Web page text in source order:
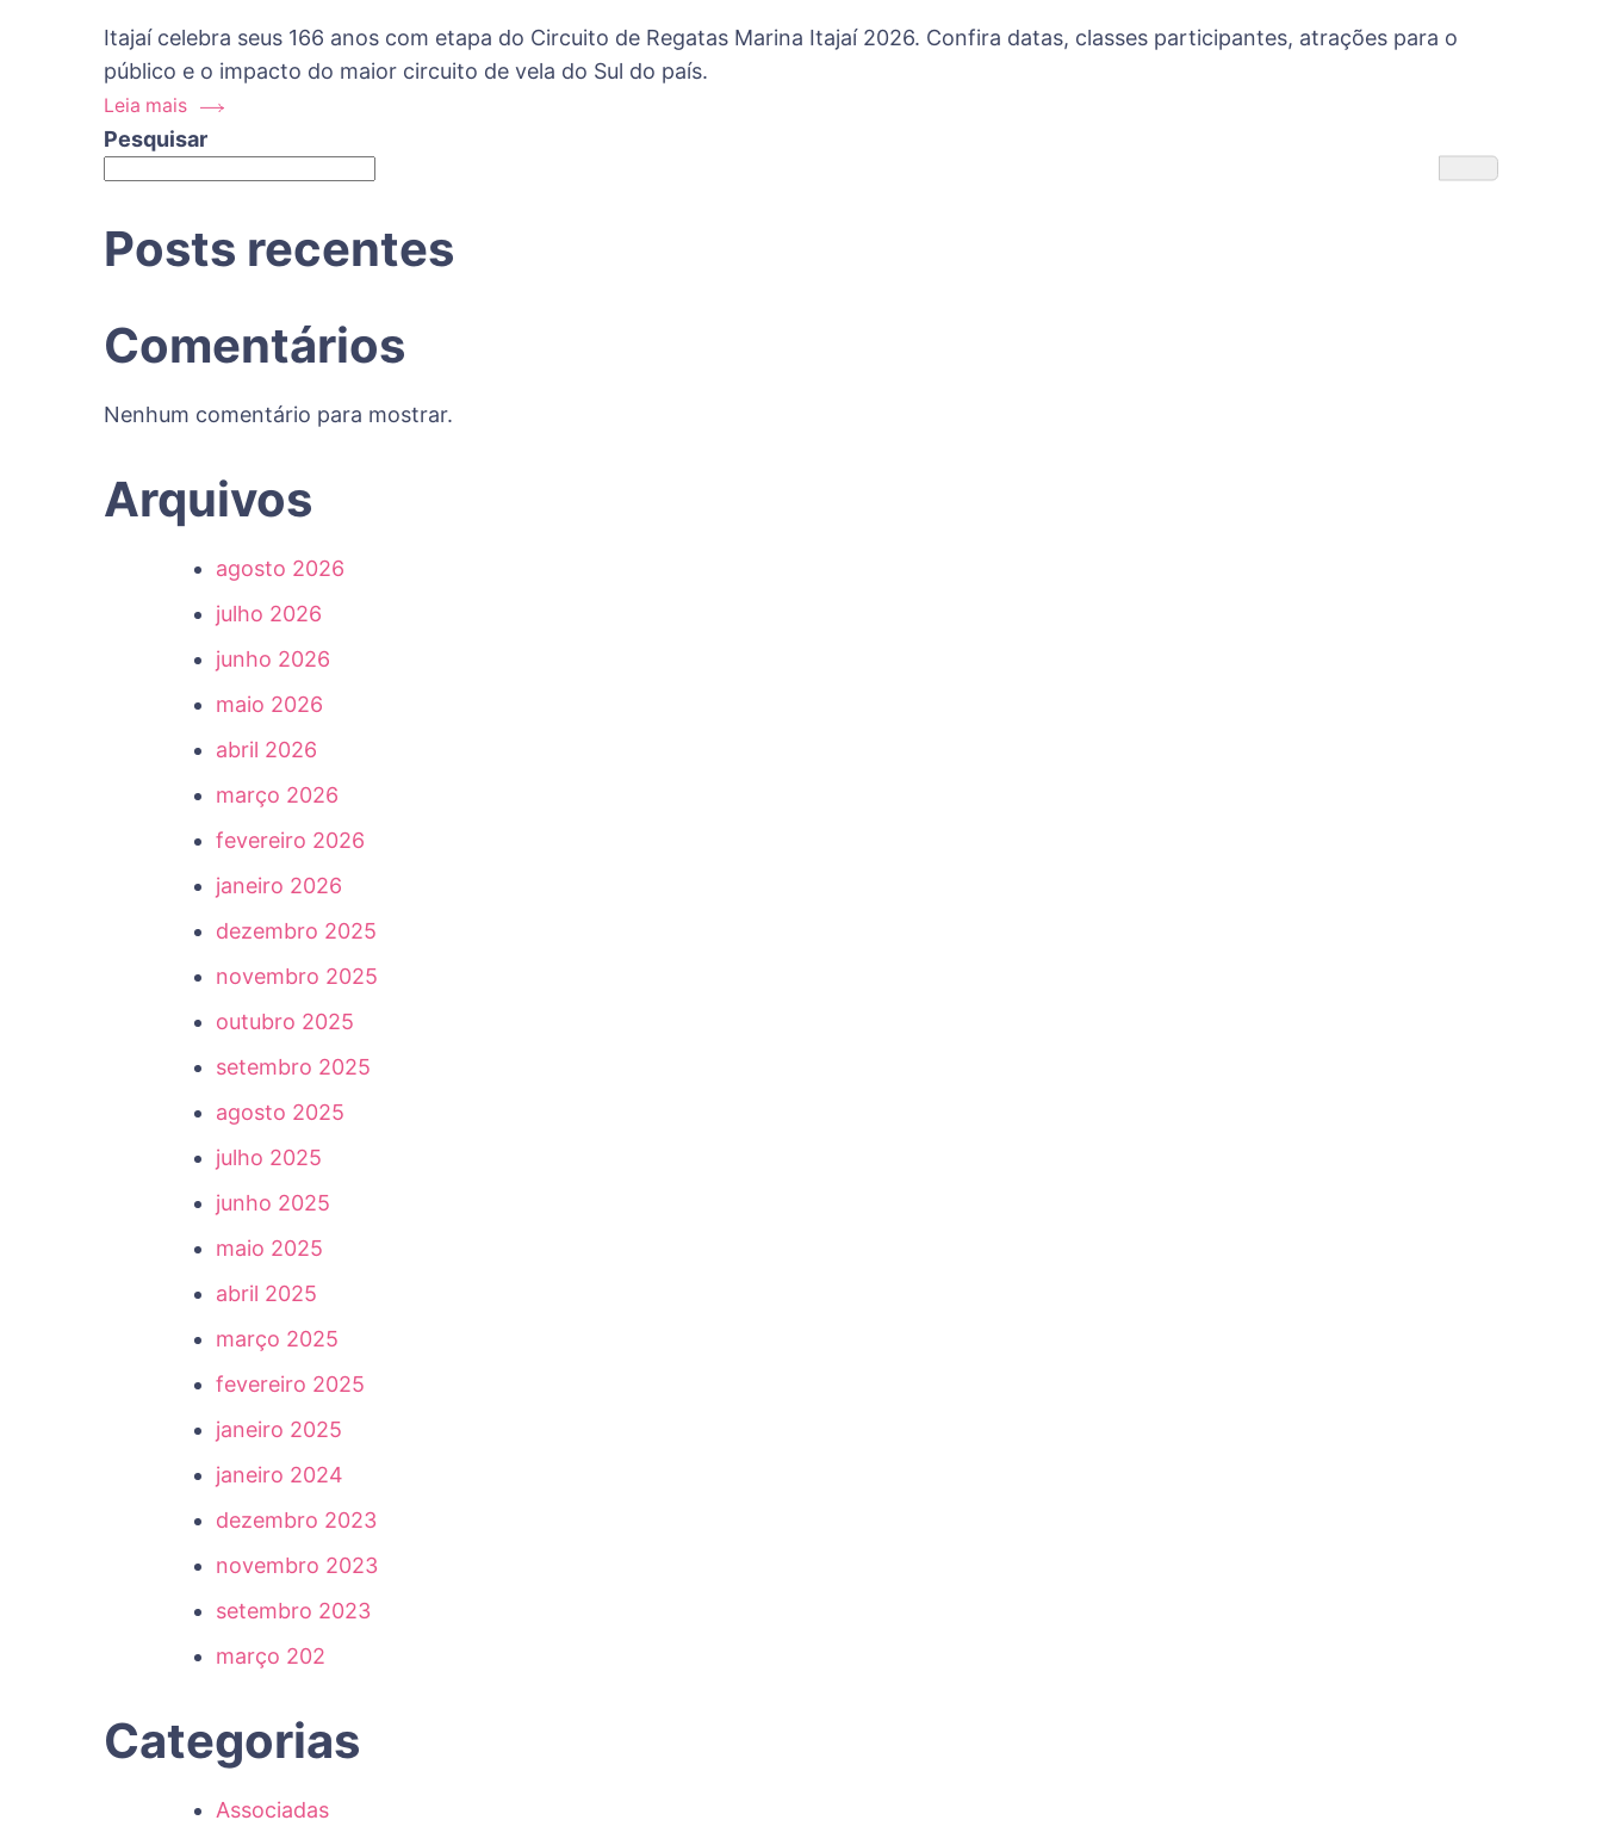
Itajaí celebra seus 166 anos com etapa do Circuito de Regatas Marina Itajaí 2026. Confira datas, classes participantes, atrações para o
público e o impacto do maior circuito de vela do Sul do país.
Leia mais
Pesquisar
Posts recentes
Comentários
Nenhum comentário para mostrar.
Arquivos
agosto 2026
julho 2026
junho 2026
maio 2026
abril 2026
março 2026
fevereiro 2026
janeiro 2026
dezembro 2025
novembro 2025
outubro 2025
setembro 2025
agosto 2025
julho 2025
junho 2025
maio 2025
abril 2025
março 2025
fevereiro 2025
janeiro 2025
janeiro 2024
dezembro 2023
novembro 2023
setembro 2023
março 202
Categorias
Associadas